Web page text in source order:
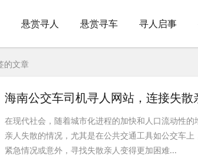
悬赏寻人 悬赏寻车 寻人启事
的文章
海南公交车司机寻人网站，连接失散
在现代社会，随着城市化进程的加快和人口流动性
亲人失散的情况，尤其是在公共交通工具如公交车
紧急情况或意外，寻找失散亲人变得更加困难...